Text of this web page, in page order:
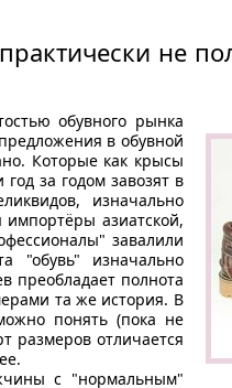
не
обувного рынка
в обувной
Которые как крысы
за годом завозят в
изначально
импортёры азиатской,
завалили
"обувь" изначально
преобладает полнота
та же история. В
понять (пока не
размеров отличается
с "нормальным"